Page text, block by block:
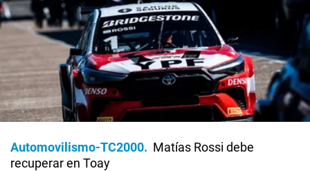
Automovilismo-TC2000
Matías Rossi debe
recuperar en Toay